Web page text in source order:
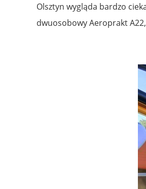
Olsztyn wygląda bardzo
dwuosobowy Aeroprakt